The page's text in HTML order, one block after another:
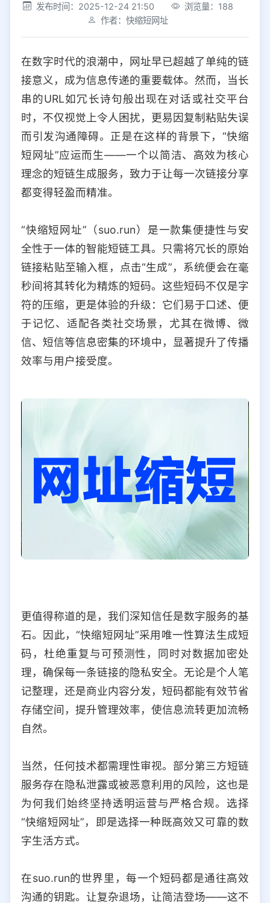
社交平台 电商平台
选择防红平台类型，避免链接被拦截
iOS Android PC 其他
选择允许访问的平台类型
发布时间：2025-12-24 21:50
浏览量：188
作者：快缩短网址
在数字时代的浪潮中，网址早已超越了单纯的链
接意义，成为信息传递的重要载体。然而，当长
串的URL如冗长诗句般出现在对话或社交平台
时，不仅视觉上令人困扰，更易因复制粘贴失误
而引发沟通障碍。正是在这样的背景下，“快缩
短网址”应运而生——一个以简洁、高效为核心
理念的短链生成服务，致力于让每一次链接分享
都变得轻盈而精准。
“快缩短网址”（suo.run）是一款集便捷性与安
全性于一体的智能短链工具。只需将冗长的原始
链接粘贴至输入框，点击“生成”，系统便会在毫
秒间将其转化为精炼的短码。这些短码不仅是字
符的压缩，更是体验的升级：它们易于口述、便
于记忆、适配各类社交场景，尤其在微博、微
信、短信等信息密集的环境中，显著提升了传播
效率与用户接受度。
更值得称道的是，我们深知信任是数字服务的基
石。因此，“快缩短网址”采用唯一性算法生成短
码，杜绝重复与可预测性，同时对数据加密处
理，确保每一条链接的隐私安全。无论是个人笔
记整理，还是商业内容分发，短码都能有效节省
存储空间，提升管理效率，使信息流转更加流畅
自然。
当然，任何技术都需理性审视。部分第三方短链
服务存在隐私泄露或被恶意利用的风险，这也是
为何我们始终坚持透明运营与严格合规。选择
“快缩短网址”，即是选择一种既高效又可靠的数
字生活方式。
在suo.run的世界里，每一个短码都是通往高效
沟通的钥匙。让复杂退场，让简洁登场——这不